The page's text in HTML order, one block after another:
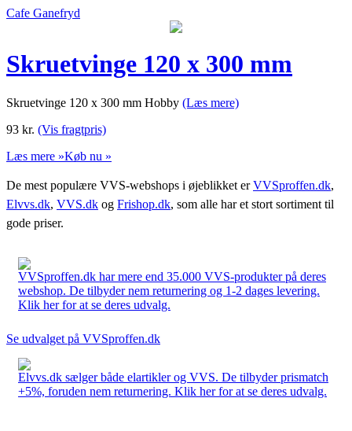
Cafe Ganefryd
Skruetvinge 120 x 300 mm
Skruetvinge 120 x 300 mm Hobby (Læs mere)
93 kr. (Vis fragtpris)
Læs mere »Køb nu »
De mest populære VVS-webshops i øjeblikket erVVSproffen.dk,
Elvvs.dk, VVS.dk og Frishop.dk, som alle har et stort sortiment til
gode priser.
VVSproffen.dk har mere end 35.000 VVS-produkter på deres
webshop. De tilbyder nem returnering og 1-2 dages levering.
Klik her for at se deres udvalg.
Se udvalget på VVSproffen.dk
Elvvs.dk sælger både elartikler og VVS. De tilbyder prismatch
+5%, foruden nem returnering. Klik her for at se deres udvalg.